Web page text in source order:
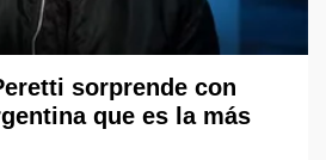
sorprende con
que es la más